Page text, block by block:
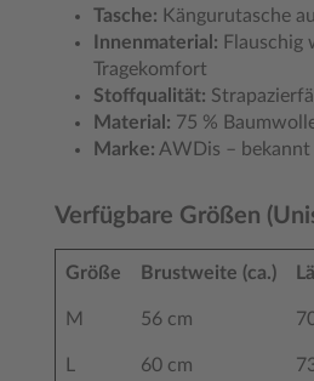
Tasche: Kängurutasche
Innenmaterial: Flauschig
Tragekomfort
Stoffqualität:
Material: 75 %
Marke: AWDis – bekannt
Verfügbare Größen
Größe Brustweite (ca.)
M 56 cm
60 cm